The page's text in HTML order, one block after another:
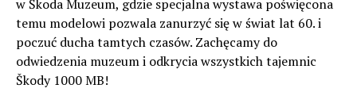
w Škoda Muzeum, gdzie specjalna wystawa poświęcona
temu modelowi pozwala zanurzyć się w świat lat 60. i
poczuć ducha tamtych czasów. Zachęcamy do
odwiedzenia muzeum i odkrycia wszystkich tajemnic
Škody 1000 MB!